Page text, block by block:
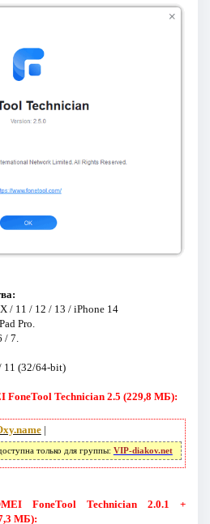
/ 11 / 12 / 13 / iPhone 14
Pro.
/ 7.
11 (32/64-bit)
FoneTool Technician 2.5 (229,8 МБ):
|
только для группы: VIP-diakov.net
FoneTool Technician 2.0.1 +
МБ):